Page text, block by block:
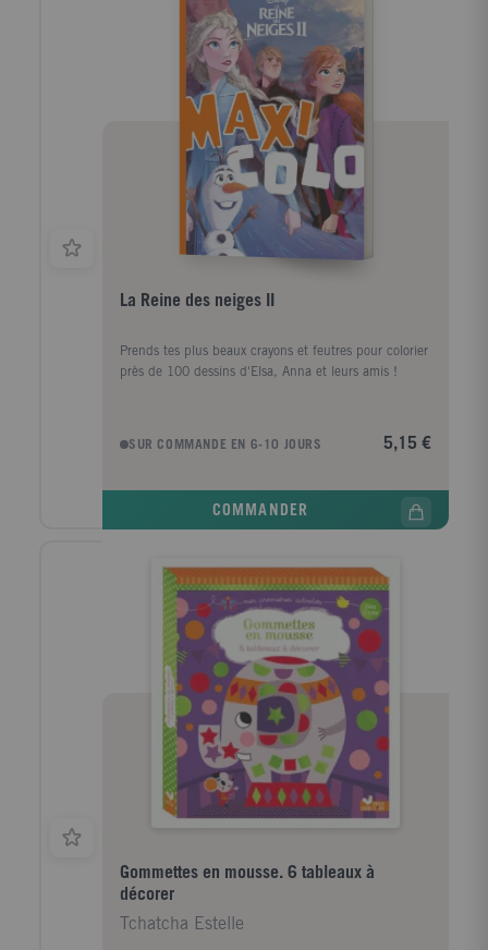
La Reine des neiges II
Prends tes plus beaux crayons et feutres pour colorier
près de 100 dessins d'Elsa, Anna et leurs amis !
SUR COMMANDE EN 6-10 JOURS 5,15 €
COMMANDER
Gommettes en mousse. 6 tableaux à
décorer
Tchatcha Estelle